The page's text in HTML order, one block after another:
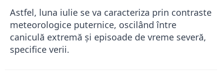
Astfel, luna iulie se va caracteriza prin contraste
meteorologice puternice, oscilând între
caniculă extremă și episoade de vreme severă,
specifice verii.